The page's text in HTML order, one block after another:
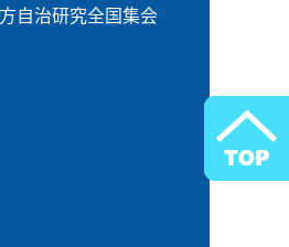
自治研究全国集会